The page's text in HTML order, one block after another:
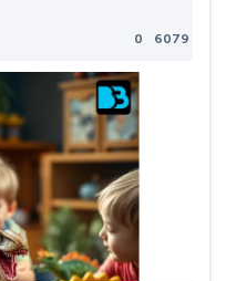
Ребенку в три года
подарок, но
подарок. Если
0
6079